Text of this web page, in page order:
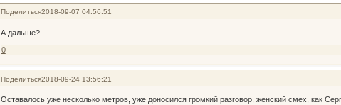
Поделиться2018-09-07 04:56:51
А дальше?
0
Поделиться2018-09-24 13:56:21
Оставалось уже несколько метров, уже доносился громкий разговор, женский смех, как